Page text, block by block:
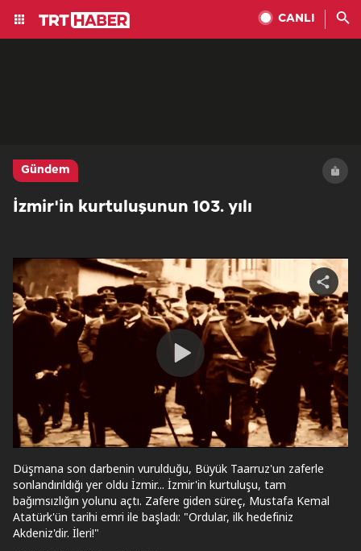
CANLI
Gündem
İzmir'in kurtuluşunun 103. yılı
Play
Video
Share
video
Düşmana son darbenin vurulduğu, Büyük Taarruz'un zaferle
sonlandırıldığı yer oldu İzmir... İzmir'in kurtuluşu, tam
bağımsızlığın yolunu açtı. Zafere giden süreç, Mustafa Kemal
Atatürk'ün tarihi emri ile başladı: "Ordular, ilk hedefiniz
Akdeniz'dir. İleri!"